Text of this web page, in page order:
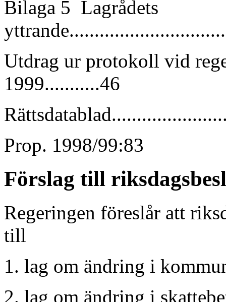
Bilaga 5 Lagrådets
Utdrag ur protokoll vid
1999...........46
Prop. 1998/99:83
Förslag till
Regeringen föreslår att
till
1. lag om ändring i
2. lag om ändring i